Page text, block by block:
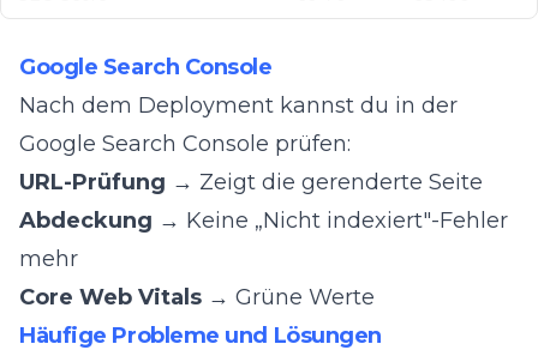
Google Search Console
Nach dem Deployment kannst du in der
Google Search Console prüfen:
URL-Prüfung → Zeigt die gerenderte Seite
Abdeckung → Keine „Nicht indexiert"-Fehler
mehr
Core Web Vitals → Grüne Werte
Häufige Probleme und Lösungen